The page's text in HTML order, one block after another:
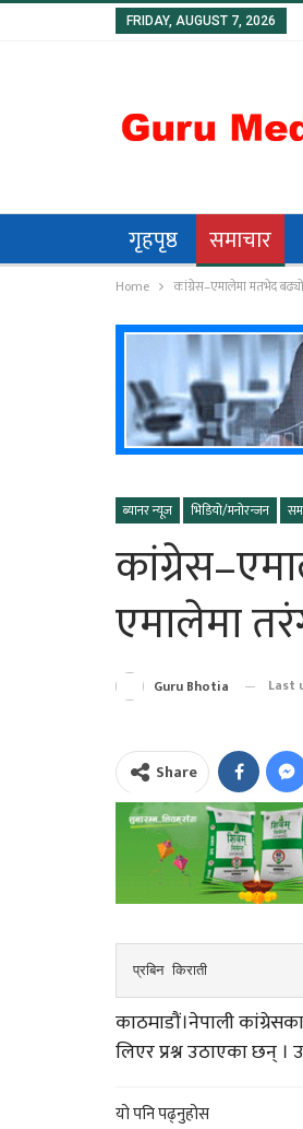
FRIDAY, AUGUST 7, 2026
गृहपृष्ठ समाचार
धर्मसंस्कार/संस्कृति
Home कांग्रेस–एमालेमा मतभेद
ब्यानर न्यूज
भिडियो/मनोरन्जन
एमालेमा
Guru Bhotia Last
Share
प्रबिन किराती
काठमाडौं।नेपाली
लिएर प्रश्न उठाएका छन्
यो पनि पढ्नुहोस